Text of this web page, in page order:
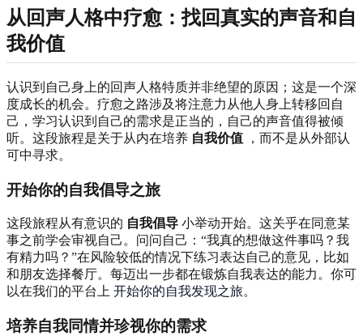
从回声人格中疗愈：找回真实的声音和自
我价值
认识到自己身上的回声人格特质并非绝望的原因；这是一个深
度成长的机会。疗愈之路涉及将注意力从他人身上转移回自
己，学习认识到自己的需求是正当的，自己的声音值得被倾
听。这段旅程是关于从内在培养 自我价值 ，而不是从外部认
可中寻求。
开始你的自我倡导之旅
这段旅程从有意识的 自我倡导 小举动开始。这关乎在同意某
事之前学会审视自己。问问自己：“我真的想做这件事吗？我
有精力吗？”在风险较低的情况下练习表达自己的意见，比如
和朋友选择餐厅。每迈出一步都在锻炼自我表达的能力。你可
以在我们的平台上 开始你的自我发现之旅。
培养自我同情并珍视你的需求